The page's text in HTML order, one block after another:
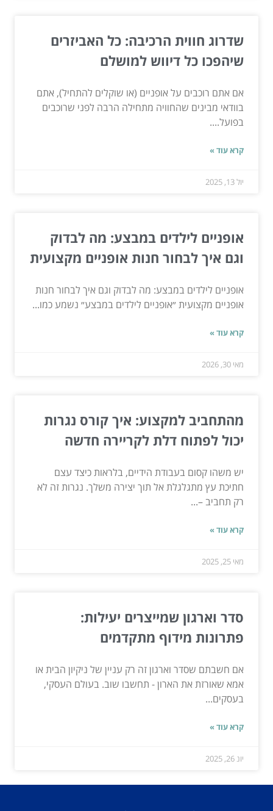
שדרוג חווית הרכיבה: כל האביזרים
שיהפכו כל דיווש למושלם
אם אתם רוכבים על אופניים (או שוקלים להתחיל), אתם
בוודאי מבינים שהחוויה מתחילה הרבה לפני שרוכבים
בפועל....
קרא עוד »
יול 13, 2025
אופניים לילדים במבצע: מה לבדוק
וגם איך לבחור חנות אופניים מקצועית
אופניים לילדים במבצע: מה לבדוק וגם איך לבחור חנות
אופניים מקצועית ״אופניים לילדים במבצע״ נשמע כמו...
קרא עוד »
מאי 30, 2026
מהתחביב למקצוע: איך קורס נגרות
יכול לפתוח דלת לקריירה חדשה
יש משהו קסום בעבודת הידיים, בלראות כיצד עצם
חתיכת עץ מתגלגלת אל תוך יצירה משלך. נגרות זה לא
רק תחביב –...
קרא עוד »
מאי 25, 2025
סדר וארגון שמייצרים יעילות:
פתרונות מידוף מתקדמים
אם חשבתם שסדר וארגון זה רק עניין של ניקיון הבית או
אמא שאורזת את הארון - תחשבו שוב. בעולם העסקי,
בעסקים...
קרא עוד »
יונ 26, 2025